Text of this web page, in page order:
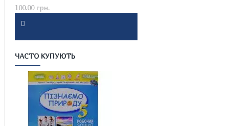
100.00 грн.
ЧАСТО КУПУЮТЬ